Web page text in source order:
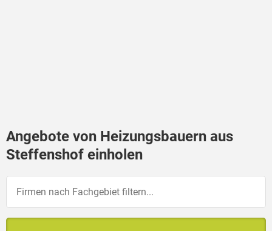
Angebote von Heizungsbauern aus
Steffenshof einholen